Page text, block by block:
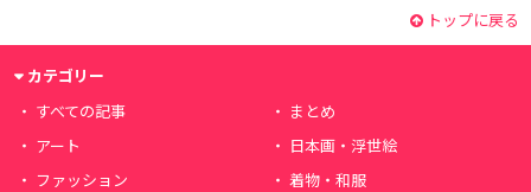
トップに戻る
カテゴリー
すべての記事
まとめ
アート
日本画・浮世絵
ファッション
着物・和服